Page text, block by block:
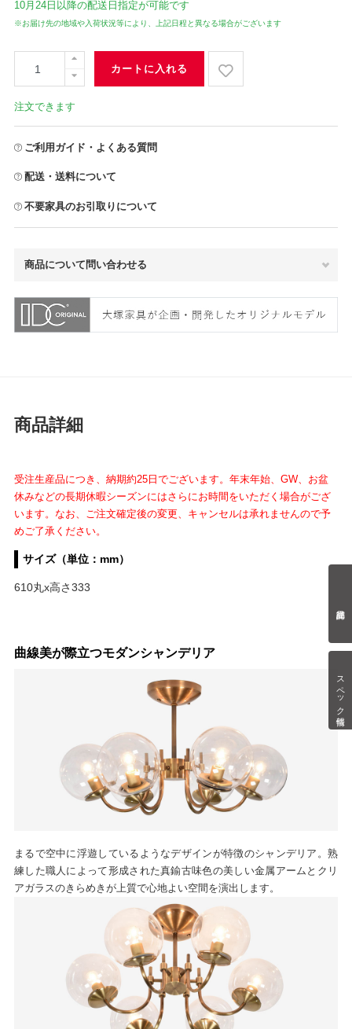
スペック情報
10月24日 以降の配送日指定が可能です
※お届け先の地域や入荷状況等により、上記日程と異なる場合がございます
カートに入れる
注文できます
ご利用ガイド・よくある質問
配送・送料について
不要家具のお引取りについて
商品について問い合わせる
商品詳細
受注生産品につき、納期約25日でございます。年末年始、GW、お盆
休みなどの長期休暇シーズンにはさらにお時間をいただく場合がござ
います。なお、ご注文確定後の変更、キャンセルは承れませんので予
めご了承ください。
サイズ（単位：mm）
610丸x高さ333
曲線美が際立つモダンシャンデリア
まるで空中に浮遊しているようなデザインが特徴のシャンデリア。熟
練した職人によって形成された真鍮古味色の美しい金属アームとクリ
アガラスのきらめきが上質で心地よい空間を演出します。